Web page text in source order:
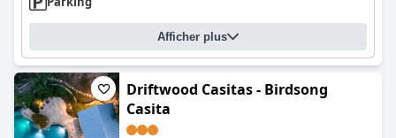
Afficher plus
Driftwood Casitas - Birdsong
Casita